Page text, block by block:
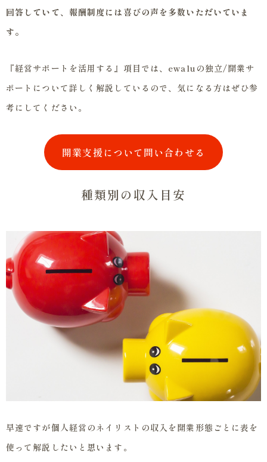
回答していて、報酬制度には喜びの声を多数いただいていま
す。
『経営サポートを活用する』項目では、ewaluの独立/開業サ
ポートについて詳しく解説しているので、気になる方はぜひ参
考にしてください。
開業支援について問い合わせる
種類別の収入目安
早速ですが個人経営のネイリストの収入を開業形態ごとに表を
使って解説したいと思います。